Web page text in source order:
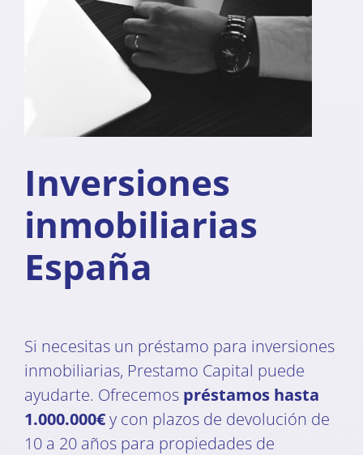
Inversiones
inmobiliarias
España
Si necesitas un préstamo para inversiones
inmobiliarias, Prestamo Capital puede
ayudarte. Ofrecemos préstamos hasta
1.000.000€y con plazos de devolución de
10 a 20 años para propiedades de